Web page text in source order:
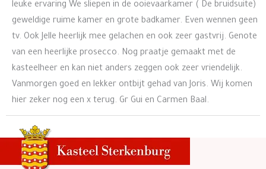
leuke ervaring We sliepen in de ooievaarkamer ( De bruidsuite)
geweldige ruime kamer en grote badkamer. Even wennen geen
tv. Ook Jelle heerlijk mee gelachen en ook zeer gastvrij. Genote
van een heerlijke prosecco. Nog praatje gemaakt met de
kasteelheer en kan niet anders zeggen ook zeer vriendelijk.
Vanmorgen goed en lekker ontbijt gehad van Joris. Wij komen
hier zeker nog een x terug. Gr Gui en Carmen Baal.